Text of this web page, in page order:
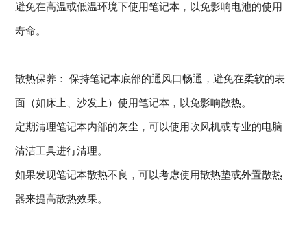
避免在高温或低温环境下使用笔记本，以免影响电池的使用
寿命。
散热保养： 保持笔记本底部的通风口畅通，避免在柔软的表
面（如床上、沙发上）使用笔记本，以免影响散热。
定期清理笔记本内部的灰尘，可以使用吹风机或专业的电脑
清洁工具进行清理。
如果发现笔记本散热不良，可以考虑使用散热垫或外置散热
器来提高散热效果。